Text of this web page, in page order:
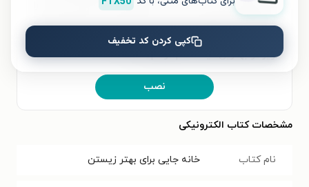
شخصی‌سازی کنید و لذت خواندن و شنیدن کتاب‌ها را
امکان خرید هزاران کتاب صوتی و الکترونیکی با تخفیف‌های
ویژه و بهترین قیمت هم فراهم است.
نصب
مشخصات کتاب الکترونیکی
نام کتاب خانه جایی برای بهتر زیستن
کپی کردن کد تخفیف